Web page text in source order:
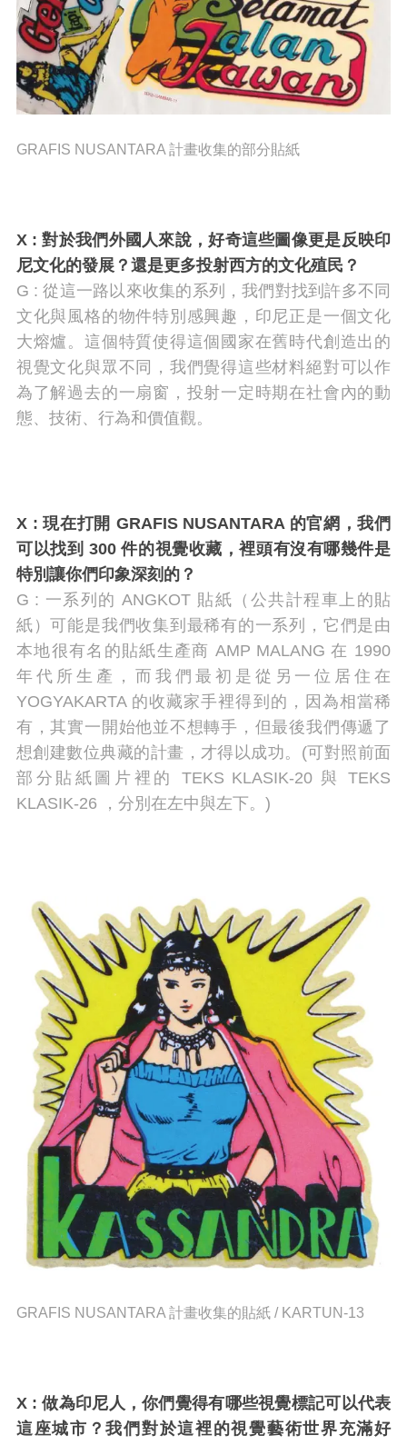
GRAFIS NUSANTARA 計畫收集的部分貼紙
X :對於我們外國人來說，好奇這些圖像更是反映印
尼文化的發展？還是更多投射西方的文化殖民？
G : 從這一路以來收集的系列，我們對找到許多不同
文化與風格的物件特別感興趣，印尼正是一個文化
大熔爐。這個特質使得這個國家在舊時代創造出的
視覺文化與眾不同，我們覺得這些材料絕對可以作
為了解過去的一扇窗，投射一定時期在社會內的動
態、技術、行為和價值觀。
X :現在打開 GRAFIS NUSANTARA 的官網，我們
可以找到 300 件的視覺收藏，裡頭有沒有哪幾件是
特別讓你們印象深刻的？
G : 一系列的 ANGKOT 貼紙（公共計程車上的貼
紙）可能是我們收集到最稀有的一系列，它們是由
本地很有名的貼紙生產商 AMP MALANG 在 1990
年代所生產，而我們最初是從另一位居住在
YOGYAKARTA 的收藏家手裡得到的，因為相當稀
有，其實一開始他並不想轉手，但最後我們傳遞了
想創建數位典藏的計畫，才得以成功。(可對照前面
部分貼紙圖片裡的 TEKS KLASIK-20 與 TEKS
KLASIK-26 ，分別在左中與左下。)
GRAFIS NUSANTARA 計畫收集的貼紙 / KARTUN-13
X :做為印尼人，你們覺得有哪些視覺標記可以代表
這座城市？我們對於這裡的視覺藝術世界充滿好